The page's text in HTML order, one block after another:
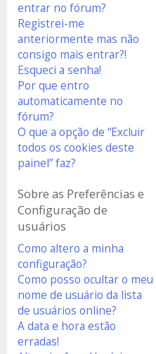
entrar no fórum?
Registrei-me
anteriormente mas não
consigo mais entrar?!
Esqueci a senha!
Por que entro
automaticamente no
fórum?
O que a opção de “Excluir
todos os cookies deste
painel” faz?
Sobre as Preferências e
Configuração de
usuários
Como altero a minha
configuração?
Como posso ocultar o meu
nome de usuário da lista
de usuários online?
A data e hora estão
erradas!